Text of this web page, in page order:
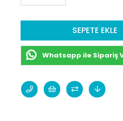
Whatsapp ile Sipariş